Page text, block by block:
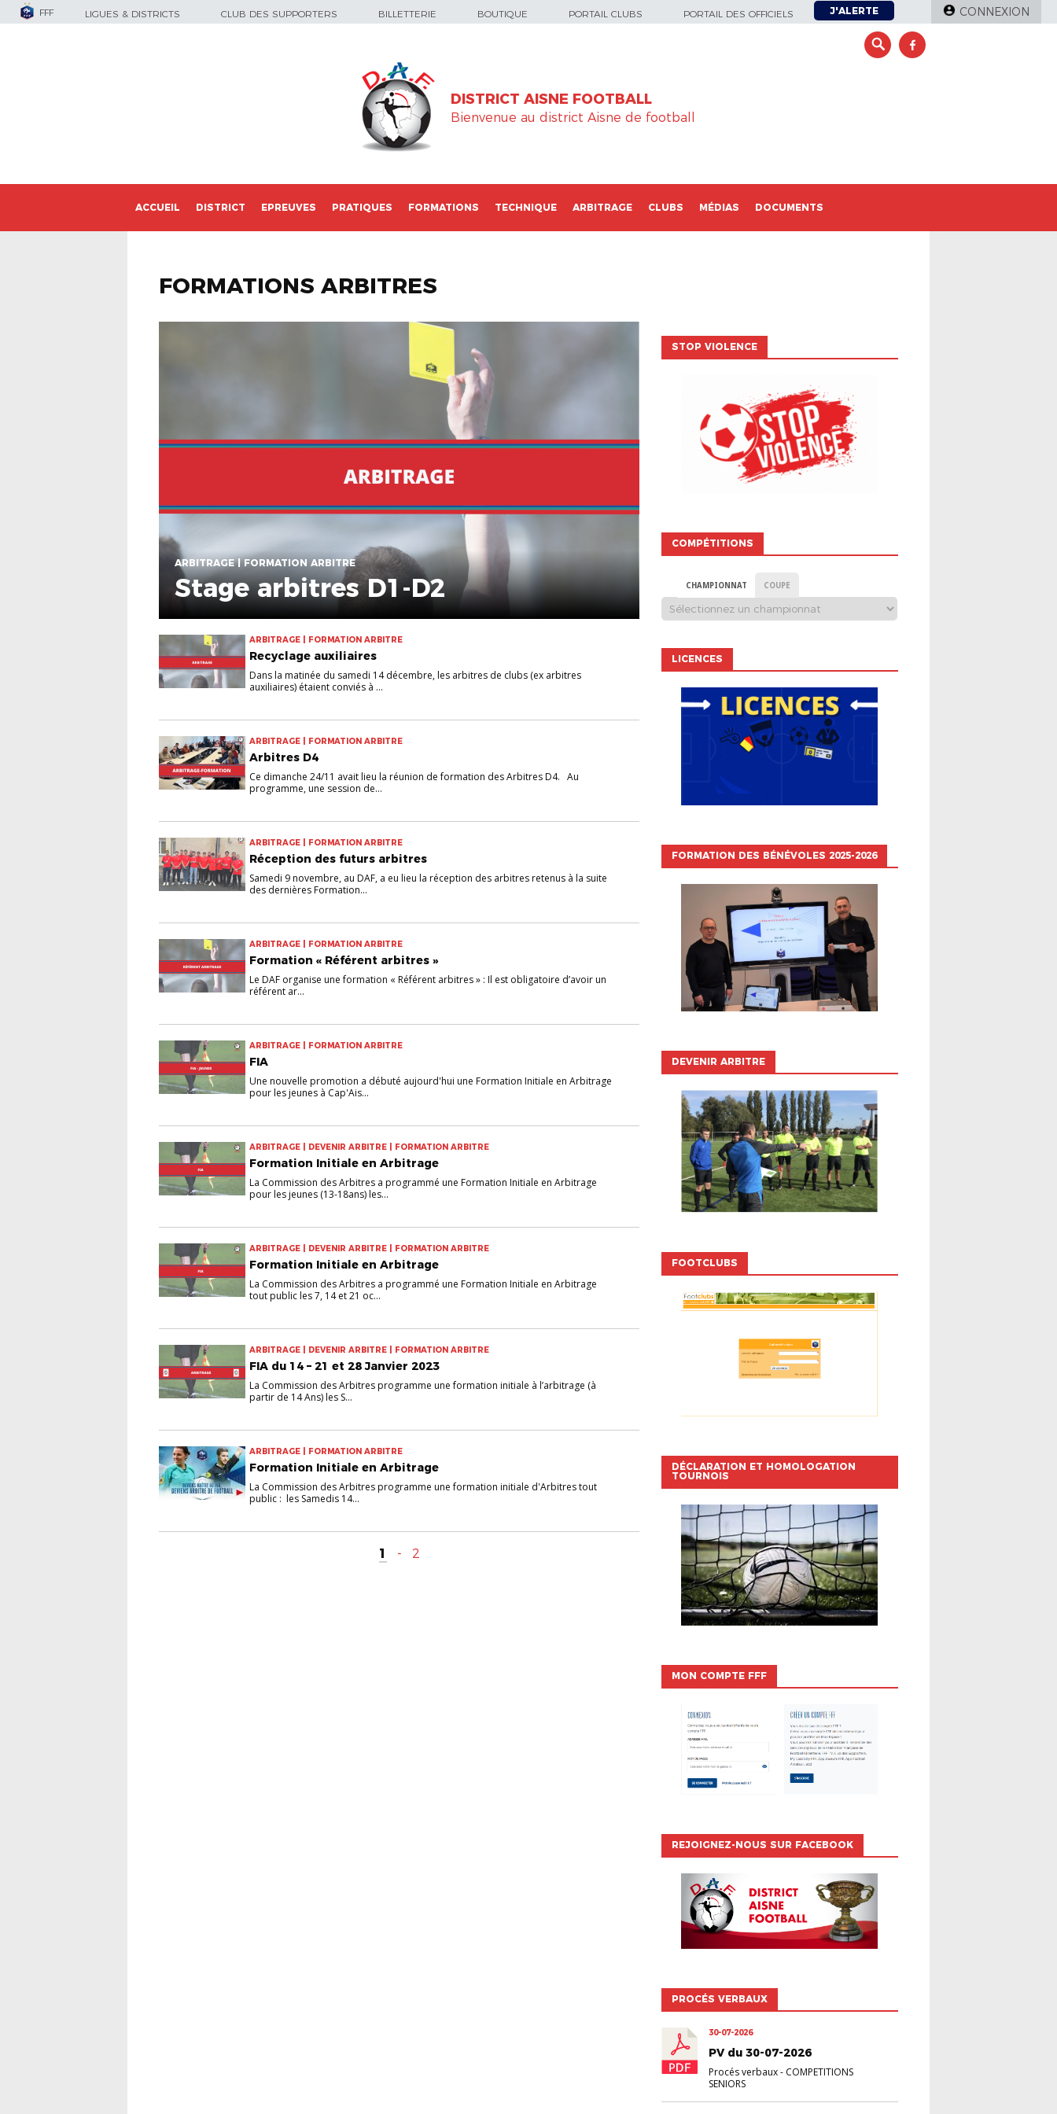
FFF LIGUES & DISTRICTS CLUB DES SUPPORTERS BILLETTERIE BOUTIQUE PORTAIL CLUBS PORTAIL DES OFFICIELS J'ALERTE CONNEXION
DISTRICT AISNE FOOTBALL
Bienvenue au district Aisne de football
ACCUEIL DISTRICT EPREUVES PRATIQUES FORMATIONS TECHNIQUE ARBITRAGE CLUBS MÉDIAS DOCUMENTS
FORMATIONS ARBITRES
ARBITRAGE | FORMATION ARBITRE
Stage arbitres D1-D2
ARBITRAGE | FORMATION ARBITRE
Recyclage auxiliaires
Dans la matinée du samedi 14 décembre, les arbitres de clubs (ex arbitres
auxiliaires) étaient conviés à ...
ARBITRAGE | FORMATION ARBITRE
Arbitres D4
Ce dimanche 24/11 avait lieu la réunion de formation des Arbitres D4. Au
programme, une session de...
ARBITRAGE | FORMATION ARBITRE
Réception des futurs arbitres
Samedi 9 novembre, au DAF, a eu lieu la réception des arbitres retenus à la suite
des dernières Formation...
ARBITRAGE | FORMATION ARBITRE
Formation « Référent arbitres »
Le DAF organise une formation « Référent arbitres » : Il est obligatoire d’avoir un
référent ar...
ARBITRAGE | FORMATION ARBITRE
FIA
Une nouvelle promotion a débuté aujourd'hui une Formation Initiale en Arbitrage
pour les jeunes à Cap'Ais...
ARBITRAGE | DEVENIR ARBITRE | FORMATION ARBITRE
Formation Initiale en Arbitrage
La Commission des Arbitres a programmé une Formation Initiale en Arbitrage
pour les jeunes (13-18ans) les...
ARBITRAGE | DEVENIR ARBITRE | FORMATION ARBITRE
Formation Initiale en Arbitrage
La Commission des Arbitres a programmé une Formation Initiale en Arbitrage
tout public les 7, 14 et 21 oc...
ARBITRAGE | DEVENIR ARBITRE | FORMATION ARBITRE
FIA du 14 – 21 et 28 Janvier 2023
La Commission des Arbitres programme une formation initiale à l’arbitrage (à
partir de 14 Ans) les S...
ARBITRAGE | FORMATION ARBITRE
Formation Initiale en Arbitrage
La Commission des Arbitres programme une formation initiale d'Arbitres tout
public : les Samedis 14...
1 - 2
STOP VIOLENCE
COMPÉTITIONS
CHAMPIONNAT COUPE
LICENCES
FORMATION DES BÉNÉVOLES 2025-2026
DEVENIR ARBITRE
FOOTCLUBS
DÉCLARATION ET HOMOLOGATION
TOURNOIS
MON COMPTE FFF
REJOIGNEZ-NOUS SUR FACEBOOK
PROCÉS VERBAUX
30-07-2026
PV du 30-07-2026
Procés verbaux- COMPETITIONS
SENIORS